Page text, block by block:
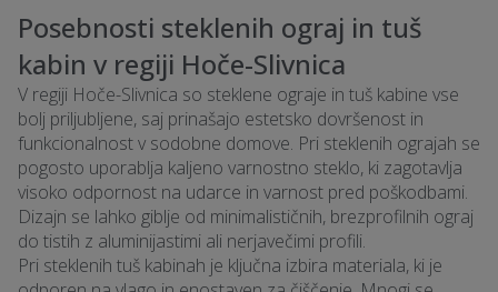
Posebnosti steklenih ograj in tuš
kabin v regiji Hoče-Slivnica
V regiji Hoče-Slivnica so steklene ograje in tuš kabine vse
bolj priljubljene, saj prinašajo estetsko dovršenost in
funkcionalnost v sodobne domove. Pri steklenih ograjah se
pogosto uporablja kaljeno varnostno steklo, ki zagotavlja
visoko odpornost na udarce in varnost pred poškodbami.
Dizajn se lahko giblje od minimalističnih, brezprofilnih ograj
do tistih z aluminijastimi ali nerjavečimi profili.
Pri steklenih tuš kabinah je ključna izbira materiala, ki je